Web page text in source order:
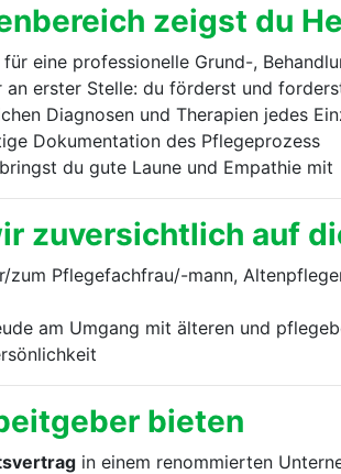
zeigst du
eine professionelle Grund-,
an erster Stelle: du förderst und
Diagnosen und Therapien jedes
Dokumentation des Pflegeprozess
du gute Laune und Empathie mit
zuversichtlich auf
zum Pflegefachfrau/-mann,
am Umgang mit älteren und
bieten
in einem renommierten